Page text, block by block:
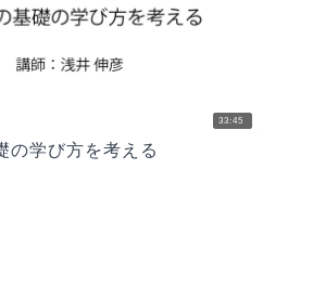
33:45
の学び方を考える